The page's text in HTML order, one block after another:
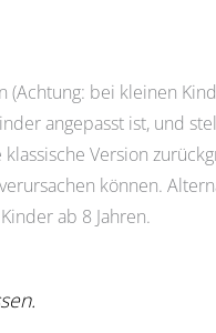
(Achtung: bei kleinen
angepasst ist, und
Version
können.
ab 8 Jahren.